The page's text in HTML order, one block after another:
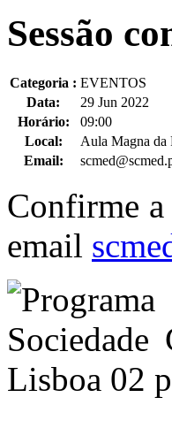
Sessão
Categoria : EVENTOS
Data:
29 Jun 2022
Horário:
09:00
Local:
Aula Magna da
Email:
Confirme a
email